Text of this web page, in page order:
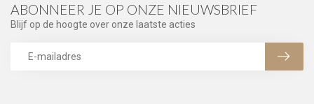
ABONNEER JE OP ONZE NIEUWSBRIEF
Blijf op de hoogte over onze laatste acties